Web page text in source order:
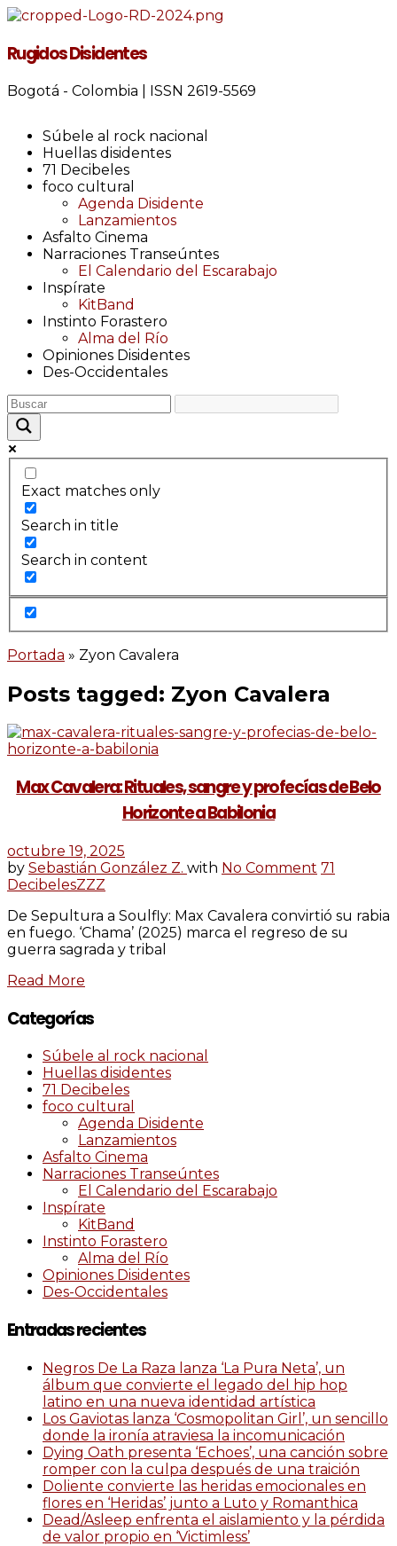
Rugidos Disidentes
Bogotá - Colombia | ISSN 2619-5569
Súbele al rock nacional
Huellas disidentes
71 Decibeles
foco cultural
Agenda Disidente
Lanzamientos
Asfalto Cinema
Narraciones Transeúntes
El Calendario del Escarabajo
Inspírate
KitBand
Instinto Forastero
Alma del Río
Opiniones Disidentes
Des-Occidentales
Exact matches only
Search in title
Search in content
Portada » Zyon Cavalera
Posts tagged: Zyon Cavalera
Max Cavalera: Rituales, sangre y profecías de Belo
Horizonte a Babilonia
octubre 19, 2025
by Sebastián González Z. with No Comment 71
DecibelesZZZ
De Sepultura a Soulfly: Max Cavalera convirtió su rabia
en fuego. ‘Chama’ (2025) marca el regreso de su
guerra sagrada y tribal
Read More
Categorías
Súbele al rock nacional
Huellas disidentes
71 Decibeles
foco cultural
Agenda Disidente
Lanzamientos
Asfalto Cinema
Narraciones Transeúntes
El Calendario del Escarabajo
Inspírate
KitBand
Instinto Forastero
Alma del Río
Opiniones Disidentes
Des-Occidentales
Entradas recientes
Negros De La Raza lanza ‘La Pura Neta’, un
álbum que convierte el legado del hip hop
latino en una nueva identidad artística
Los Gaviotas lanza ‘Cosmopolitan Girl’, un sencillo
donde la ironía atraviesa la incomunicación
Dying Oath presenta ‘Echoes’, una canción sobre
romper con la culpa después de una traición
Doliente convierte las heridas emocionales en
flores en ‘Heridas’ junto a Luto y Romanthica
Dead/Asleep enfrenta el aislamiento y la pérdida
de valor propio en ‘Victimless’